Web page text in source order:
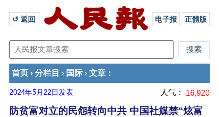
↺ 返回 电子报 正體版
首页 › 分栏目 › 国际 › 文章 ：
2024年5月22日 发表 人气： 16,920
防贫富对立的民怨转向中共 中国社媒禁“炫富